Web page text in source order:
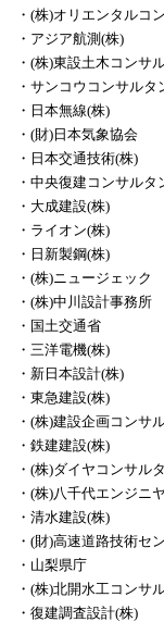
・(株)オリエンタルコ
・アジア航測(株)
・(株)東設土木コンサ
・サンコウコンサルタ
・日本無線(株)
・(財)日本気象協会
・日本交通技術(株)
・中央復建コンサルタ
・大成建設(株)
・ライオン(株)
・日新製鋼(株)
・(株)ニュージェック
・(株)中川設計事務所
・国土交通省
・三洋電機(株)
・新日本設計(株)
・東急建設(株)
・(株)建設企画コンサ
・鉄建建設(株)
・(株)ダイヤコンサル
・(株)八千代エンジニ
・清水建設(株)
・(財)高速道路技術セ
・山梨県庁
・(株)北開水工コンサ
・復建調査設計(株)